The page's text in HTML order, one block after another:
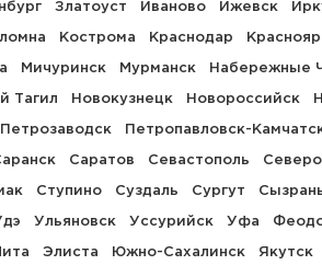
Златоуст Иваново Ижевск
Кострома Краснодар
Мичуринск Мурманск Набережные
Тагил Новокузнецк Новороссийск
Петрозаводск Петропавловск-
Саратов Севастополь
Ступино Суздаль Сургут
Ульяновск Уссурийск Уфа
Элиста Южно-Сахалинск Якутск